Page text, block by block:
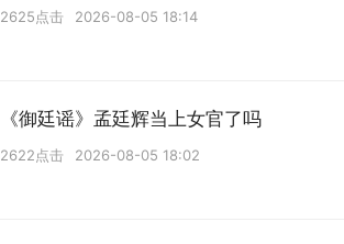
2625点击 2026-08-05 18:14
《御廷谣》孟廷辉当上女官了吗
2622点击 2026-08-05 18:02